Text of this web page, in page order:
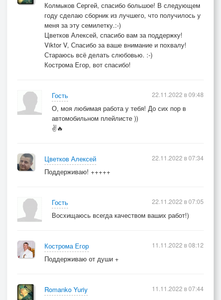
Колмыков Сергей, спасибо большое! В следующем
году сделаю сборник из лучшего, что получилось у
меня за эту семилетку.:-)
Цветков Алексей, спасибо вам за поддержку!
Viktor V, Спасибо за ваше внимание и похвалу!
Стараюсь всё делать слюбовью. :-)
Кострома Егор, вот спасибо!
Гость
О, моя любимая работа у тебя! До сих пор в
автомобильном плейлисте ))
✌️🔥
22.11.2022 в 09:48
Цветков Алексей
Поддерживаю! +++++
22.11.2022 в 07:34
Гость
Восхищаюсь всегда качеством ваших работ!)
22.11.2022 в 07:05
Кострома Егор
Поддерживаю от души +
11.11.2022 в 08:12
Romanko Yuriy
11.11.2022 в 07:44